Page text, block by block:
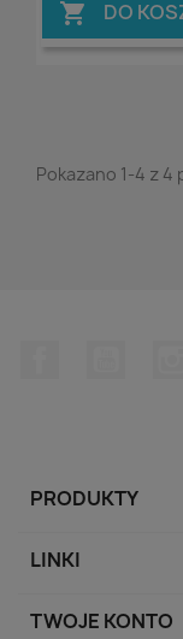
 DO
Pokazano 1-4 z 4
PRODUKTY
LINKI
TWOJE KONTO